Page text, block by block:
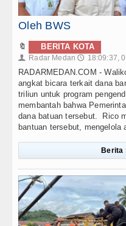
Oleh BWS
🔖 BERITA KOTA
👤 Radar Medan 🕔 18:09:37,
RADARMEDAN.COM -
angkat bicara terkait dana
triliun untuk program
membantah bahwa
dana batuan tersebut. Rico
bantuan tersebut, mengelola
Berita